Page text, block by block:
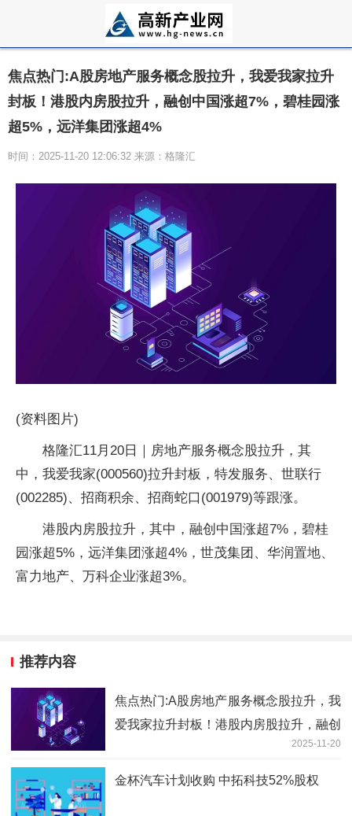
焦点热门:A股房地产服务概念股拉升，我爱我家拉升
封板！港股内房股拉升，融创中国涨超7%，碧桂园涨
超5%，远洋集团涨超4%
时间：2025-11-20 12:06:32 来源：格隆汇
(资料图片)
格隆汇11月20日｜房地产服务概念股拉升，其
中，我爱我家(000560)拉升封板，特发服务、世联行
(002285)、招商积余、招商蛇口(001979)等跟涨。
港股内房股拉升，其中，融创中国涨超7%，碧桂
园涨超5%，远洋集团涨超4%，世茂集团、华润置地、
富力地产、万科企业涨超3%。
推荐内容
焦点热门:A股房地产服务概念股拉升，我
爱我家拉升封板！港股内房股拉升，融创
中国涨超7%，碧桂园涨超5%，远洋集团
涨超4%
2025-11-20
金杯汽车计划收购 中拓科技52%股权